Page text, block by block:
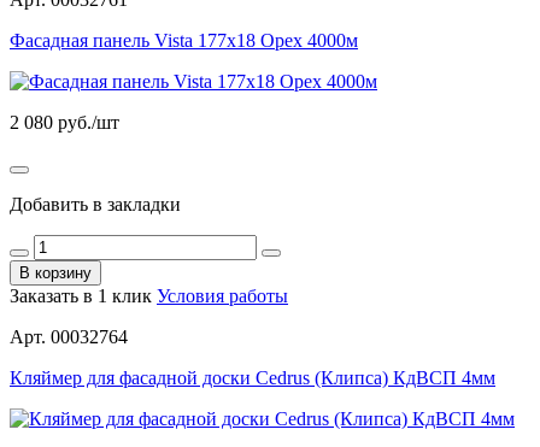
Фасадная панель Vista 177х18 Орех 4000м
2 080 руб./шт
Добавить в закладки
В корзину
Заказать в 1 клик Условия работы
Арт. 00032764
Кляймер для фасадной доски Cedrus (Клипса) КдВСП 4мм